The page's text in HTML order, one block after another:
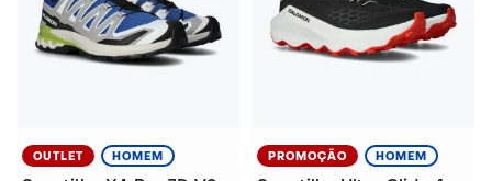
OUTLET HOMEM PROMOÇÃO HOMEM